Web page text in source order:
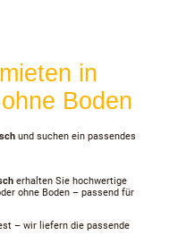
in
Boden
und suchen ein passendes
erhalten Sie hochwertige
ohne Boden – passend für
– wir liefern die passende